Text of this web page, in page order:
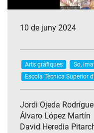
10 de juny 2024
Arts gràfiques So,
Escola Tècnica Superior
Jordi Ojeda
Álvaro López Martín
David Heredia